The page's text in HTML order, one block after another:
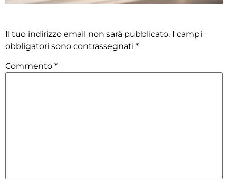
Il tuo indirizzo email non sarà pubblicato. I campi
obbligatori sono contrassegnati *
Commento *